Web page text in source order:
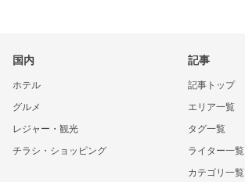
国内
ホテル
グルメ
レジャー・観光
チラシ・ショッピング
記事
記事トップ
エリア一覧
タグ一覧
ライター一覧
カテゴリ一覧